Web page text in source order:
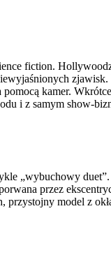
fiction.
kamer.
i z samym show-
„wybuchowy
przez
model z